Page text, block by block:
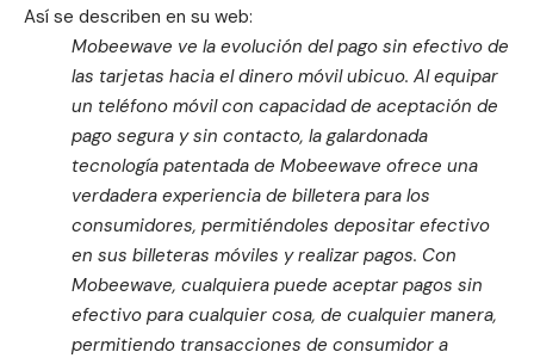
Así se describen en su web:
Mobeewave ve la evolución del pago sin efectivo de
las tarjetas hacia el dinero móvil ubicuo. Al equipar
un teléfono móvil con capacidad de aceptación de
pago segura y sin contacto, la galardonada
tecnología patentada de Mobeewave ofrece una
verdadera experiencia de billetera para los
consumidores, permitiéndoles depositar efectivo
en sus billeteras móviles y realizar pagos. Con
Mobeewave, cualquiera puede aceptar pagos sin
efectivo para cualquier cosa, de cualquier manera,
permitiendo transacciones de consumidor a